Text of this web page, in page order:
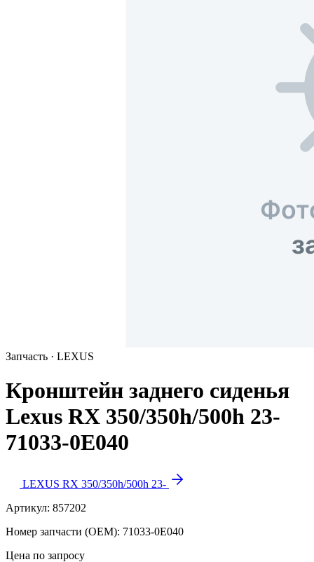
Запчасть · LEXUS
Кронштейн заднего сиденья
Lexus RX 350/350h/500h 23-
71033-0E040
LEXUS RX 350/350h/500h 23-
Артикул: 857202
Номер запчасти (OEM): 71033-0E040
Цена по запросу